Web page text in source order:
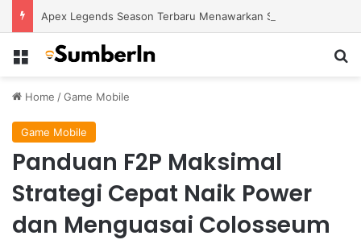
Menu
Home /Game Mobile
Game Mobile
Panduan F2P Maksimal
Strategi Cepat Naik Power
dan Menguasai Colosseum